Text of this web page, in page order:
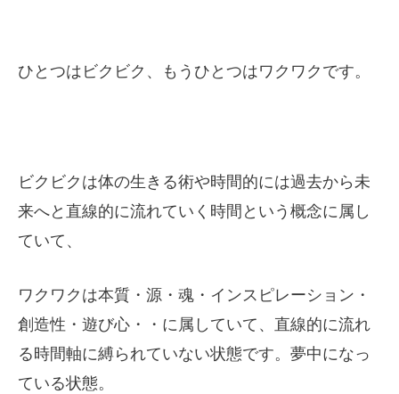
ひとつはビクビク、もうひとつはワクワクです。
ビクビクは体の生きる術や時間的には過去から未
来へと直線的に流れていく時間という概念に属し
ていて、
ワクワクは本質・源・魂・インスピレーション・
創造性・遊び心・・に属していて、直線的に流れ
る時間軸に縛られていない状態です。夢中になっ
ている状態。